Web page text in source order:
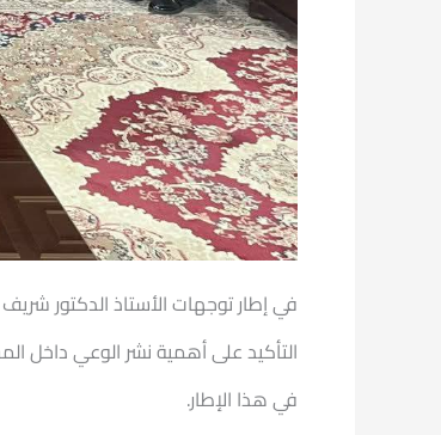
في إطار توجهات الأستاذ الدكتور
التأكيد على أهمية نشر الوعي داخل
في هذا الإطار.